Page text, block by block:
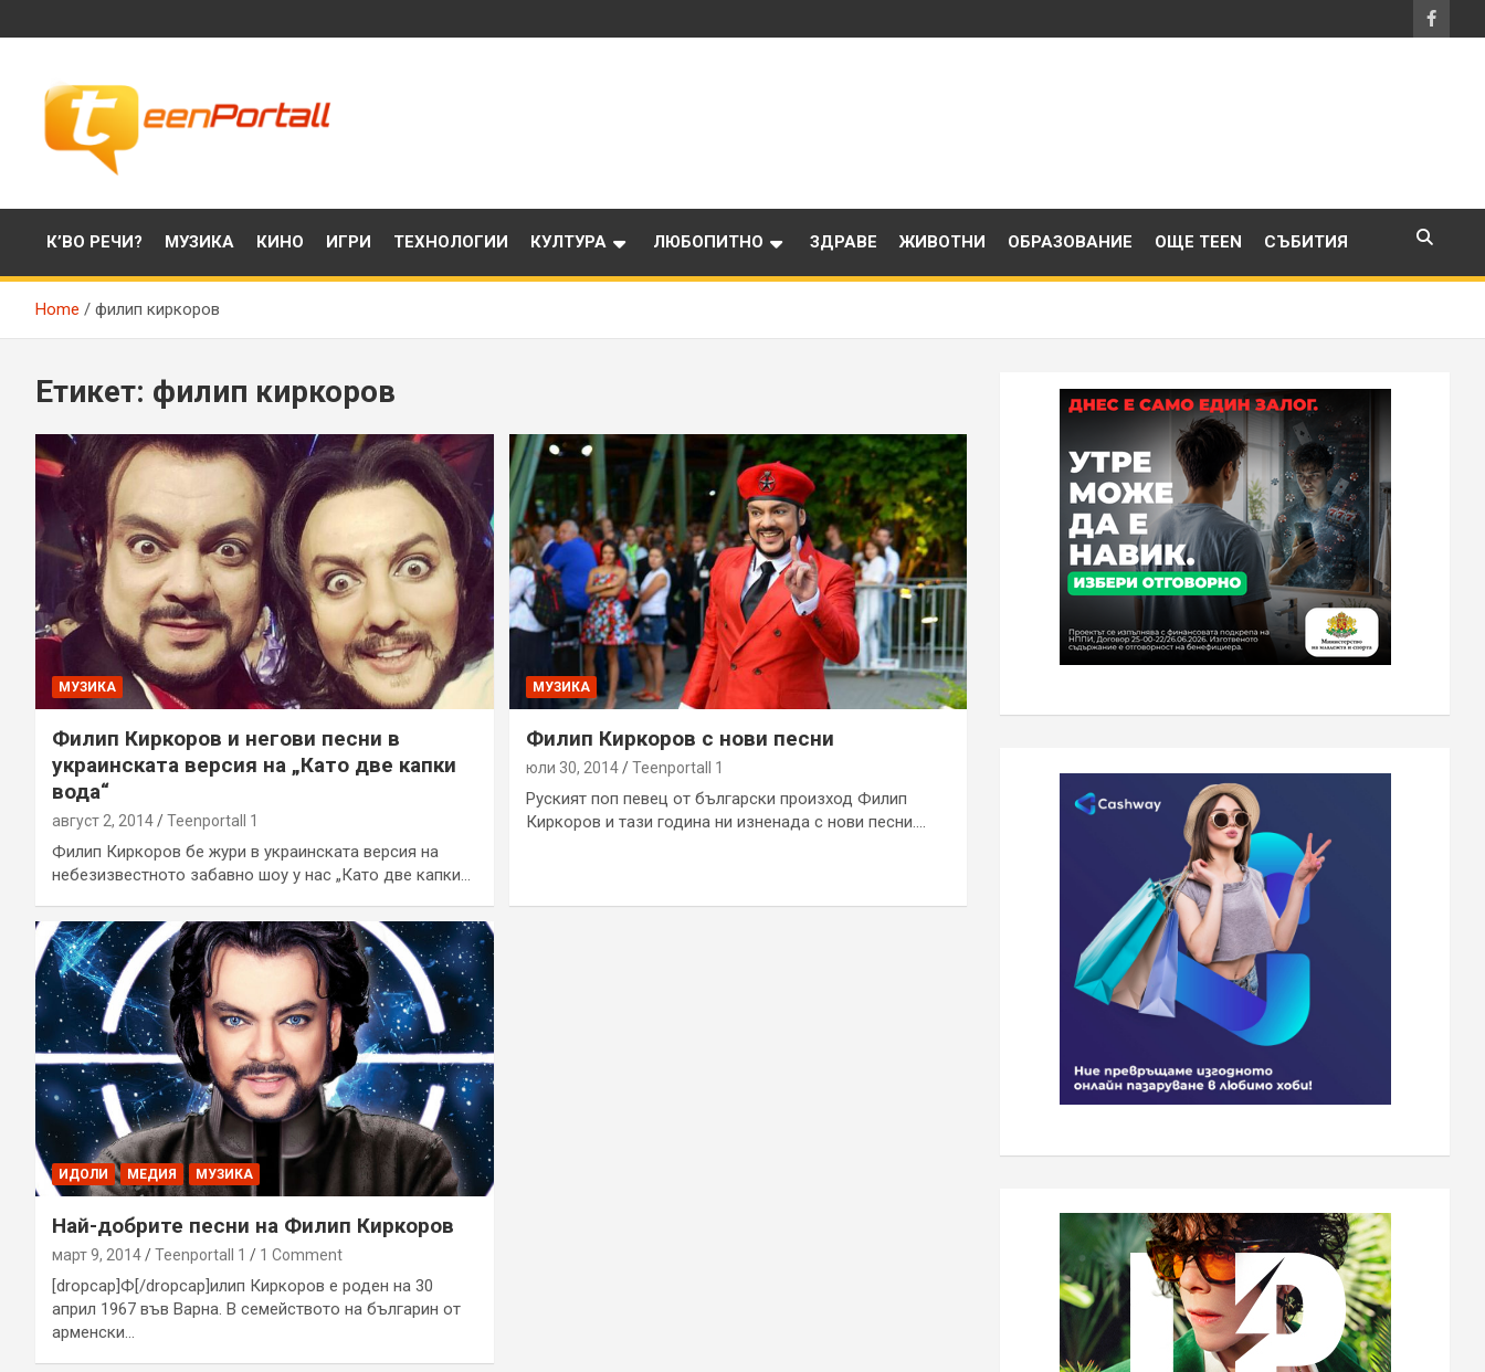
to
TeenPortall
К’ВО РЕЧИ? МУЗИКА КИНО ИГРИ ТЕХНОЛОГИИ КУЛТУРА ЛЮБОПИТНО ЗДРАВЕ ЖИВОТНИ ОБРАЗОВАНИЕ ОЩЕ TEEN СЪБИТИЯ
Home филип киркоров
Етикет: филип киркоров
МУЗИКА
Филип Киркоров и негови песни в
украинската версия на „Като две капки
вода“
август 2, 2014 Teenportall 1
Филип Киркоров бе жури в украинската версия на
небезизвестното забавно шоу у нас „Като две капки…
МУЗИКА
Филип Киркоров с нови песни
юли 30, 2014 Teenportall 1
Руският поп певец от български произход Филип
Киркоров и тази година ни изненада с нови песни.…
ИДОЛИ МЕДИЯ МУЗИКА
Най-добрите песни на Филип Киркоров
март 9, 2014 Teenportall 1 1 Comment
[dropcap]Ф[/dropcap]илип Киркоров е роден на 30
април 1967 във Варна. В семейството на българин от
арменски…